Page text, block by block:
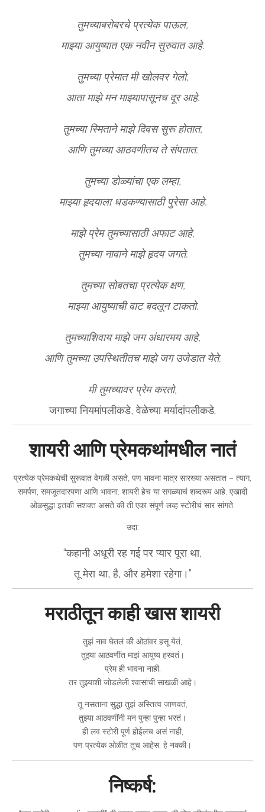
तुमच्याबरोबरचे प्रत्येक पाऊल,
माझ्या आयुष्यात एक नवीन सुरुवात आहे.
तुमच्या प्रेमात मी खोलवर गेलो,
आता माझे मन माझ्यापासूनच दूर आहे.
तुमच्या स्मिताने माझे दिवस सुरू होतात,
आणि तुमच्या आठवणीतच ते संपतात.
तुमच्या डोळ्यांचा एक लम्हा,
माझ्या हृदयाला धडकण्यासाठी पुरेसा आहे.
माझे प्रेम तुमच्यासाठी अफाट आहे,
तुमच्या नावाने माझे हृदय जगते.
तुमच्या सोबतचा प्रत्येक क्षण,
माझ्या आयुष्याची वाट बदलून टाकतो.
तुमच्याशिवाय माझे जग अंधारमय आहे,
आणि तुमच्या उपस्थितीतच माझे जग उजेडात येते.
मी तुमच्यावर प्रेम करतो,
जगाच्या नियमांपलीकडे, वेळेच्या मर्यादांपलीकडे.
शायरी आणि प्रेमकथांमधील नातं
प्रत्येक प्रेमकथेची सुरूवात वेगळी असते, पण भावना मात्र सारख्या असतात – त्याग,
समर्पण, समजूतदारपणा आणि भावना. शायरी हेच या सगळ्याचं शब्दरूप आहे. एखादी
ओळसुद्धा इतकी सशक्त असते की ती एका संपूर्ण लव्ह स्टोरीचं सार सांगते.
उदा:
“कहानी अधूरी रह गई पर प्यार पूरा था,
तू मेरा था, है, और हमेशा रहेगा।”
मराठीतून काही खास शायरी
तुझं नाव घेतलं की ओठांवर हसू येतं,
तुझ्या आठवणींत माझं आयुष्य हरवतं।
प्रेम ही भावना नाही,
तर तुझ्याशी जोडलेली श्वासांची साखळी आहे।
तू नसताना सुद्धा तुझं अस्तित्व जाणवतं,
तुझ्या आठवणींनी मन पुन्हा पुन्हा भरतं।
ही लव स्टोरी पूर्ण होईलच असं नाही,
पण प्रत्येक ओळीत तूच आहेस, हे नक्की।
निष्कर्ष: